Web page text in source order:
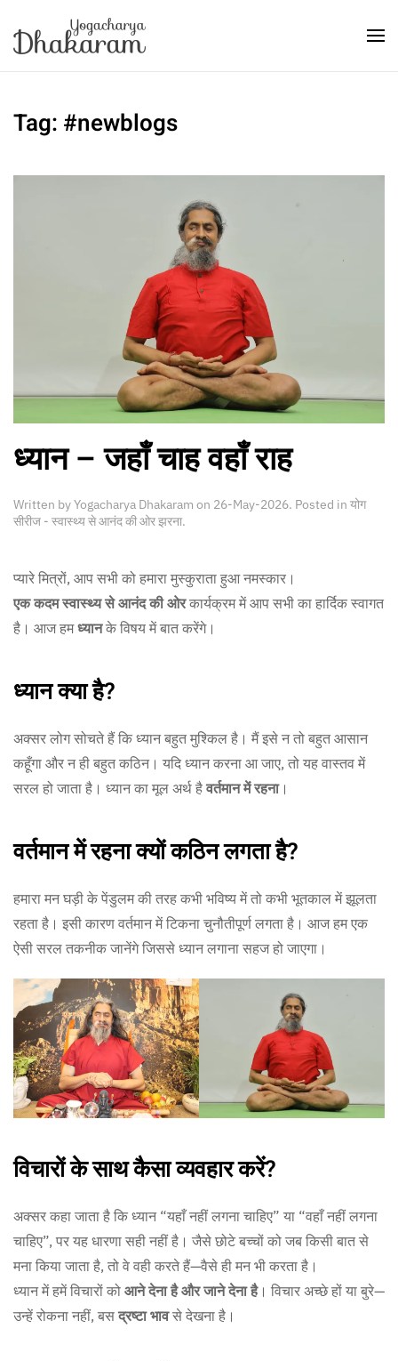
Skip to main content
Tag: #newblogs
ध्यान – जहाँ चाह वहाँ राह
Written byYogacharya Dhakaram on 26-May-2026. Posted in योग
सीरीज - स्वास्थ्य से आनंद की ओर झरना.
प्यारे मित्रों, आप सभी को हमारा मुस्कुराता हुआ नमस्कार।
एक कदम स्वास्थ्य से आनंद की ओरकार्यक्रम में आप सभी का हार्दिक स्वागत
है। आज हमध्यानके विषय में बात करेंगे।
ध्यान क्या है?
अक्सर लोग सोचते हैं कि ध्यान बहुत मुश्किल है। मैं इसे न तो बहुत आसान
कहूँगा और न ही बहुत कठिन। यदि ध्यान करना आ जाए, तो यह वास्तव में
सरल हो जाता है। ध्यान का मूल अर्थ हैवर्तमान में रहना।
वर्तमान में रहना क्यों कठिन लगता है?
हमारा मन घड़ी के पेंडुलम की तरह कभी भविष्य में तो कभी भूतकाल में झूलता
रहता है। इसी कारण वर्तमान में टिकना चुनौतीपूर्ण लगता है। आज हम एक
ऐसी सरल तकनीक जानेंगे जिससे ध्यान लगाना सहज हो जाएगा।
विचारों के साथ कैसा व्यवहार करें?
अक्सर कहा जाता है कि ध्यान “यहाँ नहीं लगना चाहिए” या “वहाँ नहीं लगना
चाहिए”, पर यह धारणा सही नहीं है। जैसे छोटे बच्चों को जब किसी बात से
मना किया जाता है, तो वे वही करते हैं—वैसे ही मन भी करता है।
ध्यान में हमें विचारों को आने देना है और जाने देना है। विचार अच्छे हों या बुरे—
उन्हें रोकना नहीं, बसद्रष्टा भावसे देखना है।